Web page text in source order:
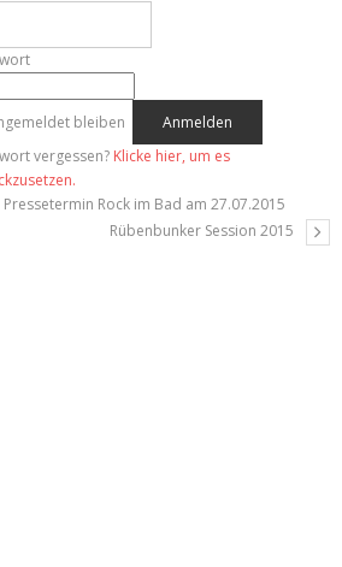
bleiben
vergessen? Klicke hier, um es
Pressetermin Rock im Bad am 27.07.2015
Rübenbunker Session 2015